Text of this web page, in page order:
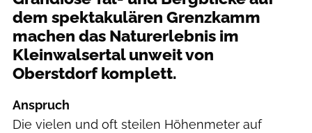
dem spektakulären Grenzkamm
machen das Naturerlebnis im
Kleinwalsertal unweit von
Oberstdorf komplett.
Anspruch
Die vielen und oft steilen Höhenmeter auf